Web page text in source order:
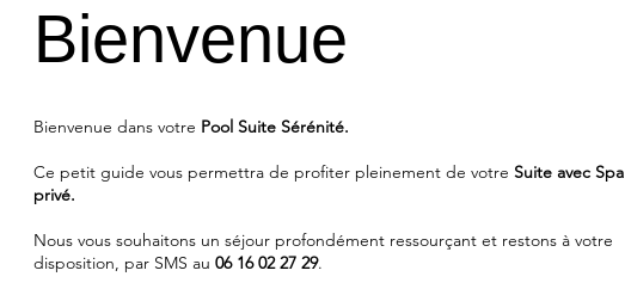
Bienvenue
Bienvenue dans votre Pool Suite Sérénité.
Ce petit guide vous permettra de profiter pleinement de votre Suite avec Spa
privé.
Nous vous souhaitons un séjour profondément ressourçant et restons à votre
disposition, par SMS au 06 16 02 27 29.